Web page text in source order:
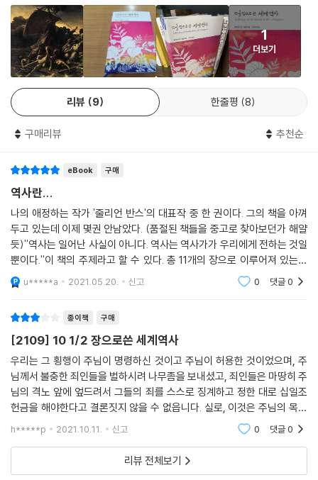
1
더보기
리뷰 9 한줄평 8
구매리뷰 추천순
eBook 구매
역사란...
나의 애정하는 작가 '줄리언 반스'의 대표작 중 한 권이다. 그의 책을 아껴
두고 있는데 이제 몇권 안남았다. (품절된 책들을 중고로 찾아보던가 해얄
듯)''역사는 일어난 사실이 아니다. 역사는 역사가가 우리에게 전하는 것일
뿐이다.''이 책의 주제라고 할 수 있다. 총 11개의 장으로 이루어져 있는데
각기 다른 이야기와 형식으로 되어 있지만 관통하는 이야기는 '노아의 방
주'다. 1장,
u*****a 2021.05.20. 신고 0 댓글0
종이책 구매
[2109] 10 1/2 장으로쓴 세계역사
우리는 그 횡행이 주님이 명령하신 것이고 주님이 허용한 것이었으며, 주
님께서 불충한 죄인들을 벌하시려 나무좀을 보내셨고, 죄인들은 마땅히 주
님의 격노 앞에 엎드려서 그들의 죄를 스스로 징계하고 정한 대로 십일조
헌금을 해야한다고 결론짓지 않을 수 없읍니다. 실로, 이것은 주님의 목적
과 의도의 전달자이고 대행자인 이들을 파문하고 추방할 일이라기보다는
오히려 기도하고
h*****p 2021.10.11. 신고 0 댓글0
리뷰 전체보기